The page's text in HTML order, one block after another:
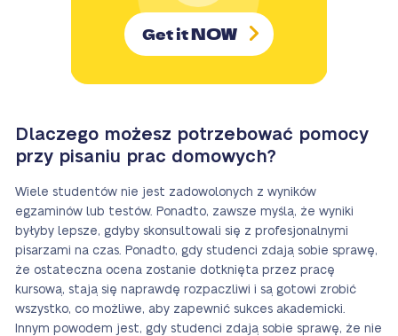
Get itNOW
Dlaczego możesz potrzebować pomocy
przy pisaniu prac domowych?
Wiele studentów nie jest zadowolonych z wyników
egzaminów lub testów. Ponadto, zawsze myślą, że wyniki
byłyby lepsze, gdyby skonsultowali się z profesjonalnymi
pisarzami na czas. Ponadto, gdy studenci zdają sobie sprawę,
że ostateczna ocena zostanie dotknięta przez pracę
kursową, stają się naprawdę rozpaczliwi i są gotowi zrobić
wszystko, co możliwe, aby zapewnić sukces akademicki.
Innym powodem jest, gdy studenci zdają sobie sprawę, że nie